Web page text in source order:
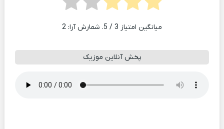
میانگین امتیاز 3 / 5. شمارش آرا: 2
پخش آنلاین موزیک